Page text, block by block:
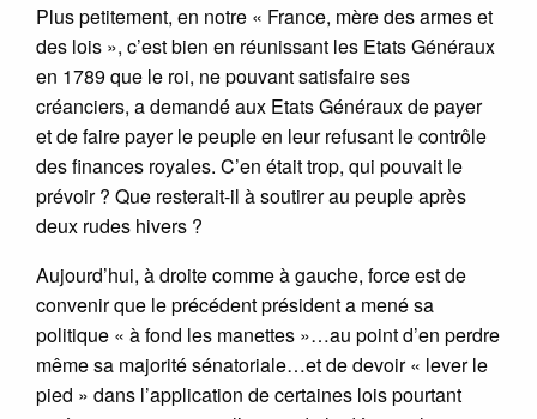
Plus petitement, en notre « France, mère des armes et
des lois », c’est bien en réunissant les Etats Généraux
en 1789 que le roi, ne pouvant satisfaire ses
créanciers, a demandé aux Etats Généraux de payer
et de faire payer le peuple en leur refusant le contrôle
des finances royales. C’en était trop, qui pouvait le
prévoir ? Que resterait-il à soutirer au peuple après
deux rudes hivers ?
Aujourd’hui, à droite comme à gauche, force est de
convenir que le précédent président a mené sa
politique « à fond les manettes »…au point d’en perdre
même sa majorité sénatoriale…et de devoir « lever le
pied » dans l’application de certaines lois pourtant